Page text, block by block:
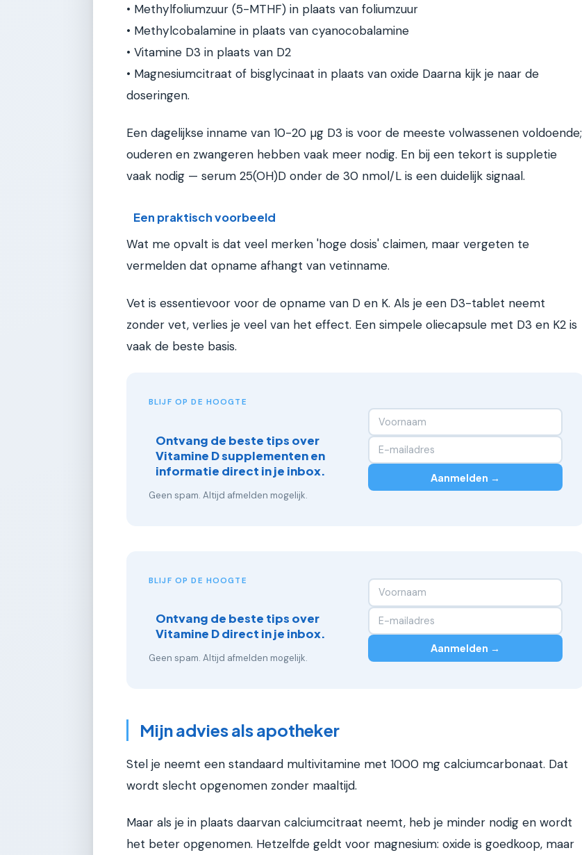
• Methylfoliumzuur (5-MTHF) in plaats van foliumzuur
• Methylcobalamine in plaats van cyanocobalamine
• Vitamine D3 in plaats van D2
• Magnesiumcitraat of bisglycinaat in plaats van oxide Daarna kijk je naar de
doseringen.
Een dagelijkse inname van 10-20 µg D3 is voor de meeste volwassenen voldoende;
ouderen en zwangeren hebben vaak meer nodig. En bij een tekort is suppletie
vaak nodig — serum 25(OH)D onder de 30 nmol/L is een duidelijk signaal.
Een praktisch voorbeeld
Wat me opvalt is dat veel merken 'hoge dosis' claimen, maar vergeten te
vermelden dat opname afhangt van vetinname.
Vet is essentievoor voor de opname van D en K. Als je een D3-tablet neemt
zonder vet, verlies je veel van het effect. Een simpele oliecapsule met D3 en K2 is
vaak de beste basis.
BLIJF OP DE HOOGTE
Ontvang de beste tips over
Vitamine D supplementen en
informatie direct in je inbox.
Geen spam. Altijd afmelden mogelijk.
Aanmelden →
BLIJF OP DE HOOGTE
Ontvang de beste tips over
Vitamine D direct in je inbox.
Geen spam. Altijd afmelden mogelijk.
Aanmelden →
Mijn advies als apotheker
Stel je neemt een standaard multivitamine met 1000 mg calciumcarbonaat. Dat
wordt slecht opgenomen zonder maaltijd.
Maar als je in plaats daarvan calciumcitraat neemt, heb je minder nodig en wordt
het beter opgenomen. Hetzelfde geldt voor magnesium: oxide is goedkoop, maar